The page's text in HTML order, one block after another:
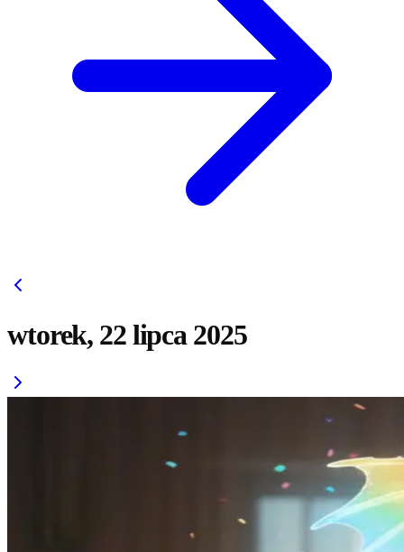
wtorek, 22 lipca 2025